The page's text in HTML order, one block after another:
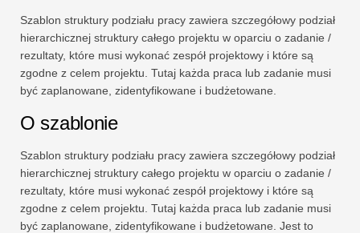
Szablon struktury podziału pracy zawiera szczegółowy podział
hierarchicznej struktury całego projektu w oparciu o zadanie /
rezultaty, które musi wykonać zespół projektowy i które są
zgodne z celem projektu. Tutaj każda praca lub zadanie musi
być zaplanowane, zidentyfikowane i budżetowane.
O szablonie
Szablon struktury podziału pracy zawiera szczegółowy podział
hierarchicznej struktury całego projektu w oparciu o zadanie /
rezultaty, które musi wykonać zespół projektowy i które są
zgodne z celem projektu. Tutaj każda praca lub zadanie musi
być zaplanowane, zidentyfikowane i budżetowane. Jest to